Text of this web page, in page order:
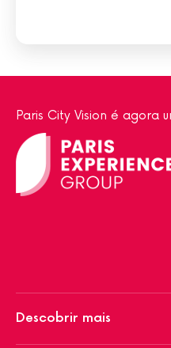
Paris City Vision é agora
Descobrir mais